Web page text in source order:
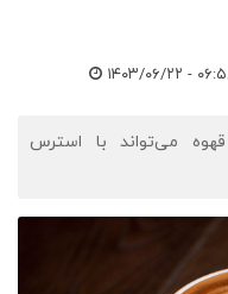
۰۶/۲۲ - ۰۶:۵۸
می‌تواند با استرس